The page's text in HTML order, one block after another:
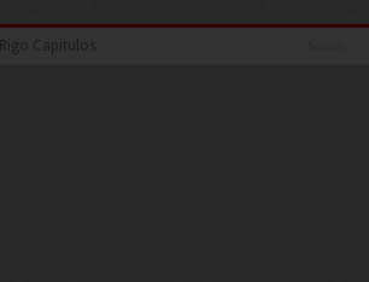
Rigo Capitulos